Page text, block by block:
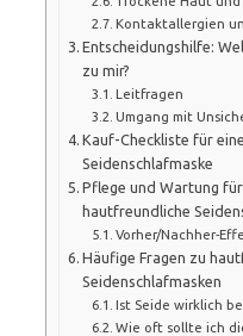
Kontaktallergien
Entscheidungshilfe:
zu mir?
Leitfragen
Umgang mit
Kauf-Checkliste für
Seidenschlafmaske
Pflege und Wartung für
hautfreundliche
Vorher/Nachher-
Häufige Fragen zu
Seidenschlafmasken
Ist Seide wirklich
Wie oft sollte ich